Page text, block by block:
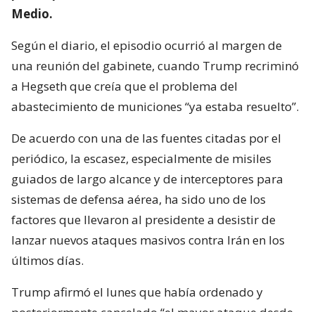
Medio.
Según el diario, el episodio ocurrió al margen de
una reunión del gabinete, cuando Trump recriminó
a Hegseth que creía que el problema del
abastecimiento de municiones “ya estaba resuelto”.
De acuerdo con una de las fuentes citadas por el
periódico, la escasez, especialmente de misiles
guiados de largo alcance y de interceptores para
sistemas de defensa aérea, ha sido uno de los
factores que llevaron al presidente a desistir de
lanzar nuevos ataques masivos contra Irán en los
últimos días.
Trump afirmó el lunes que había ordenado y